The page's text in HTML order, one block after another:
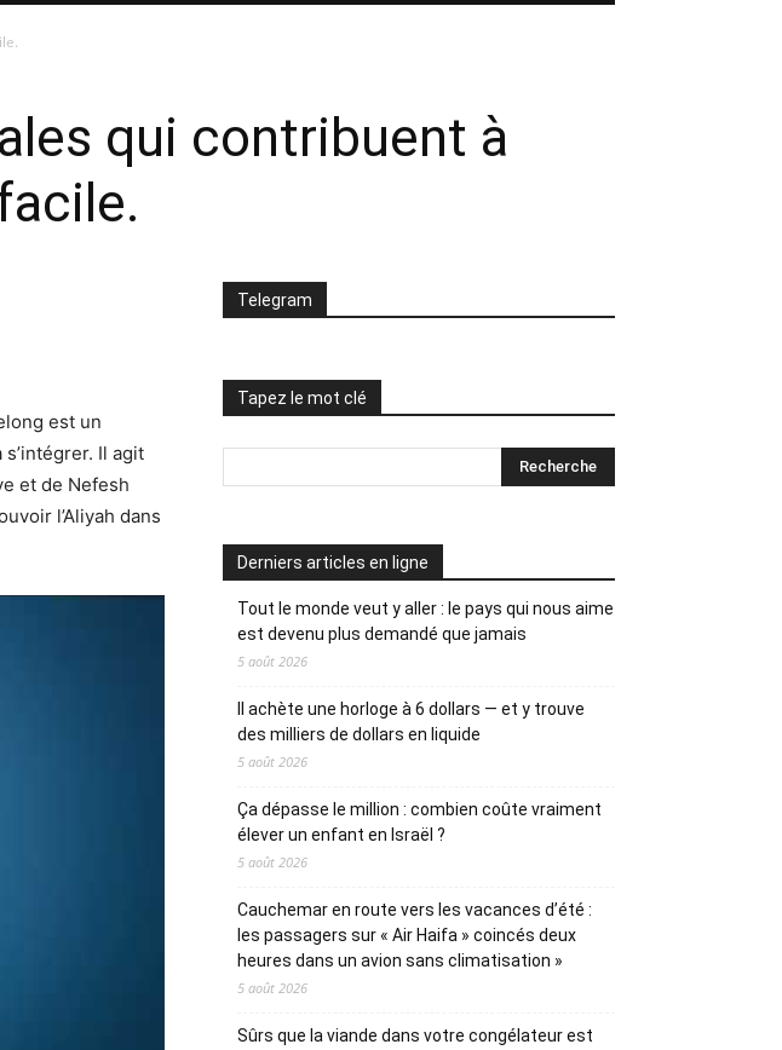
qui contribuent à
est un
Il agit
et de Nefesh
l’Aliyah dans
Telegram
Tapez le mot clé
Derniers articles en ligne
Tout le monde veut y aller : le pays qui nous aime
est devenu plus demandé que jamais
5 août 2026
Il achète une horloge à 6 dollars — et y trouve
des milliers de dollars en liquide
5 août 2026
Ça dépasse le million : combien coûte vraiment
élever un enfant en Israël ?
5 août 2026
Cauchemar en route vers les vacances d’été :
les passagers sur « Air Haifa » coincés deux
heures dans un avion sans climatisation »
5 août 2026
Sûrs que la viande dans votre congélateur est